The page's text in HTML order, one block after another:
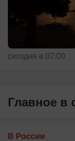
сегодня в 07:00
Главное в
В России